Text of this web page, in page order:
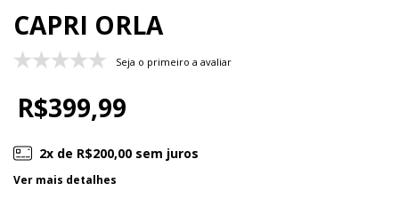
CAPRI ORLA
Seja o primeiro a avaliar
R$399,99
2x de R$200,00sem juros
Ver mais detalhes